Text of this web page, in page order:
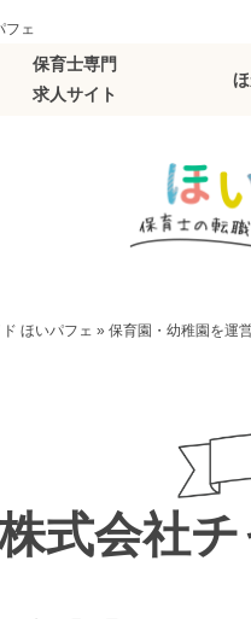
フェ
保育士専門
求人サイト
ほいパフェ » 保育園・幼稚園を運
式会社